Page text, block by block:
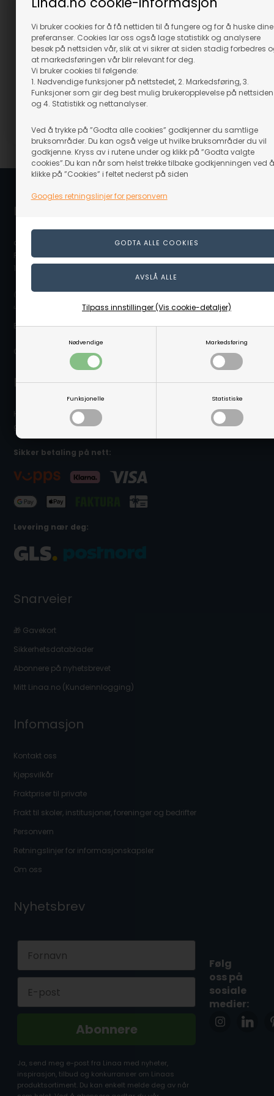
Vi bruker cookies for å få nettiden til å fungere og for å huske dine
preferanser. Cookies lar oss også lage statistikk og analysere
besøk på nettsiden vår, slik at vi sikrer at siden stadig forbedres
at markedsføringen vår blir relevant for deg.
Vi bruker cookies til følgende:
1. Nødvendige funksjoner på nettstedet, 2. Markedsføring, 3.
Funksjoner som gir deg best mulig brukeropplevelse på nettsiden
og 4. Statistikk og nettanalyser.
Ved å trykke på ”Godta alle cookies” godkjenner du samtlige
bruksområder. Du kan også velge ut hvilke bruksområder du vil
godkjenne. Kryss av i rutene under og klikk på ”Godta valgte
cookies”.Du kan når som helst trekke tilbake godkjenningen ved å
klikke på ”Cookies” i feltet nederst på siden
Googles retningslinjer for personvern
Nødvendige Markedsføring
Funksjonelle Statistiske
Tilpass innstillinger (Vis cookie-detaljer)
Radio og lommelykt
På lager
709,00NOK
(inkl. mva)
Evt. leveringskostnader
Varenr.: 86510
Lupe
Bestillingsvare
2.839,00
Evt. leveringskostnader
Varenr.: 75005
Linå / Linaa.no
c/o Scanvisio AS
Postboks 80
1917 Ytre Enebakk
(Ovennevnte adresse er en postboksadresse. Det er ikke noe
utstillingslokale/butikk på adressen eller mulighet for å hente varer.)
E-post: info@linaa.no
Organisasjonsnummer: 929 480 848
Kontakt kundeservice
Hvis du trenger hjelpe eller har spørgsmål så hjelper vi deg
gjerne. Send e-post til info@linaa.no
Sikker betaling på nett:
Levering nær deg:
Snarveier
🎁 Gavekort
Sikkerhetsdatablader
Abonnere på nyhetsbrevet
Mitt Linaa.no (Kundeinnlogging)
Infomasjon
Kontakt oss
Kjøpsvilkår
Fraktpriser til private
Frakt til skoler, institusjoner, foreninger og bedrifter
Personvern
Retningslinjer for informasjonskapsler
Om oss
Nyhetsbrev
Abonnere
Ja, send meg e-post fra Linaa med nyheter,
inspirasjon, tilbud og konkurranser om Linaas
produktsortiment. Du kan enkelt melde deg av når
Følg
oss på
sosiale
medier: